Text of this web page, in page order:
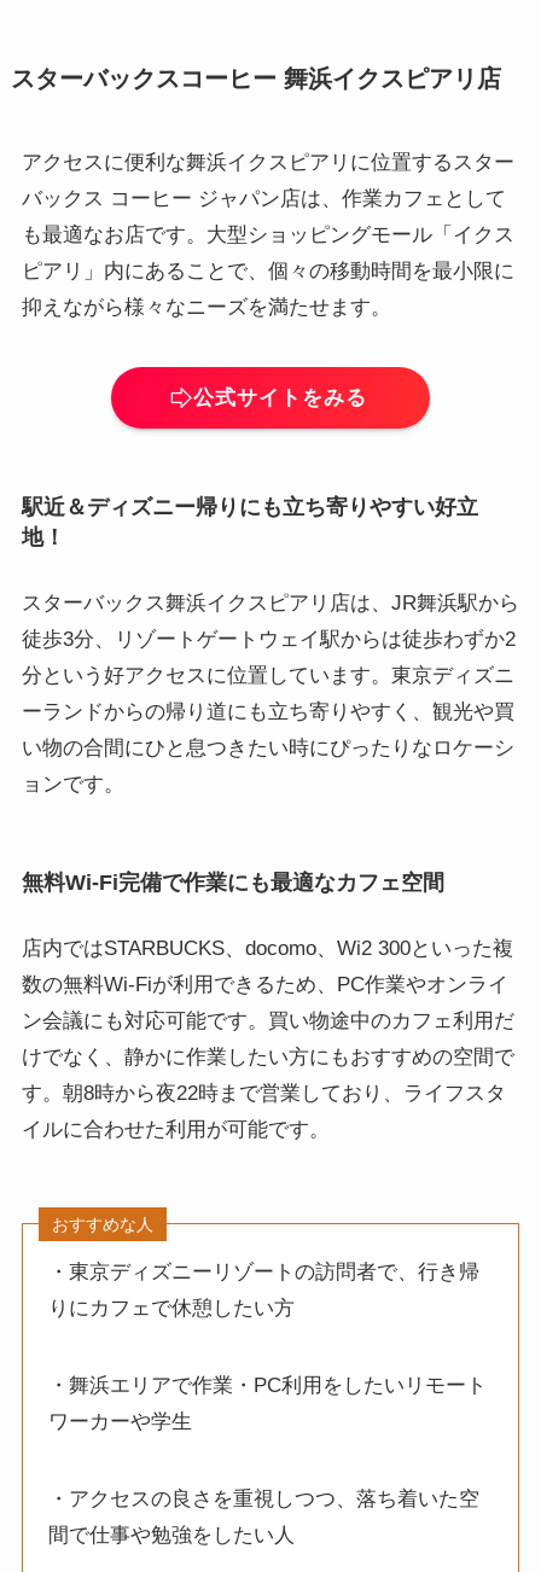
スターバックスコーヒー 舞浜イクスピアリ店
アクセスに便利な舞浜イクスピアリに位置するスター
バックス コーヒー ジャパン店は、作業カフェとして
も最適なお店です。大型ショッピングモール「イクス
ピアリ」内にあることで、個々の移動時間を最小限に
抑えながら様々なニーズを満たせます。
公式サイトをみる
駅近＆ディズニー帰りにも立ち寄りやすい好立
地！
スターバックス舞浜イクスピアリ店は、JR舞浜駅から
徒歩3分、リゾートゲートウェイ駅からは徒歩わずか2
分という好アクセスに位置しています。東京ディズニ
ーランドからの帰り道にも立ち寄りやすく、観光や買
い物の合間にひと息つきたい時にぴったりなロケーシ
ョンです。
無料Wi-Fi完備で作業にも最適なカフェ空間
店内ではSTARBUCKS、docomo、Wi2 300といった複
数の無料Wi-Fiが利用できるため、PC作業やオンライ
ン会議にも対応可能です。買い物途中のカフェ利用だ
けでなく、静かに作業したい方にもおすすめの空間で
す。朝8時から夜22時まで営業しており、ライフスタ
イルに合わせた利用が可能です。
おすすめな人
・東京ディズニーリゾートの訪問者で、行き帰
りにカフェで休憩したい方
・舞浜エリアで作業・PC利用をしたいリモート
ワーカーや学生
・アクセスの良さを重視しつつ、落ち着いた空
間で仕事や勉強をしたい人